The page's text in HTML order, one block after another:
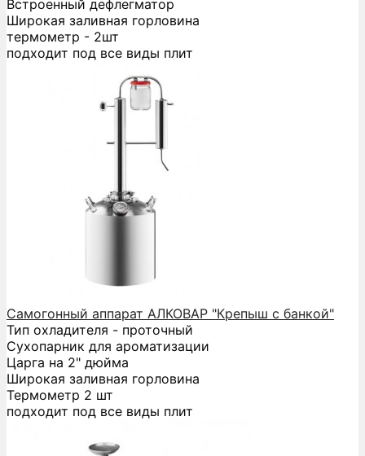
Встроенный дефлегматор
Широкая заливная горловина
термометр - 2шт
подходит под все виды плит
Самогонный аппарат АЛКОВАР "Крепыш с банкой"
Тип охладителя - проточный
Сухопарник для ароматизации
Царга на 2" дюйма
Широкая заливная горловина
Термометр 2 шт
подходит под все виды плит